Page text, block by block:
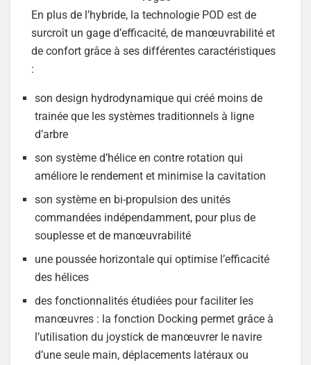
En plus de l’hybride, la technologie POD est de
surcroît un gage d’efficacité, de manœuvrabilité et
de confort grâce à ses différentes caractéristiques
:
son design hydrodynamique qui créé moins de
trainée que les systèmes traditionnels à ligne
d’arbre
son système d’hélice en contre rotation qui
améliore le rendement et minimise la cavitation
son système en bi-propulsion des unités
commandées indépendamment, pour plus de
souplesse et de manœuvrabilité
une poussée horizontale qui optimise l’efficacité
des hélices
des fonctionnalités étudiées pour faciliter les
manœuvres : la fonction Docking permet grâce à
l’utilisation du joystick de manœuvrer le navire
d’une seule main, déplacements latéraux ou